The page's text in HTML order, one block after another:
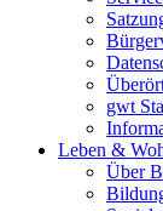
gwt
Leben &
Über